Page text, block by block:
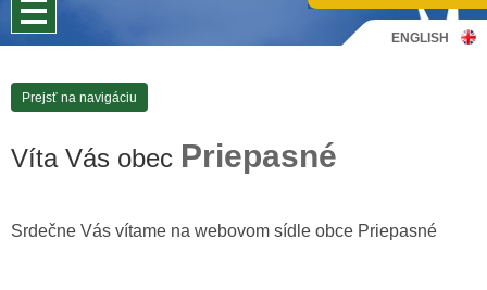
ENGLISH
Prejsť na navigáciu
Víta Vás obec Priepasné
Srdečne Vás vítame na webovom sídle obce Priepasné